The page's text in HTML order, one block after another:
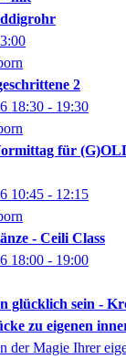
2
18:30 - 19:30
für
10:45 - 12:15
- Ceili Class
18:00 - 19:00
glücklich sein -
zu eigenen
der Magie Ihrer